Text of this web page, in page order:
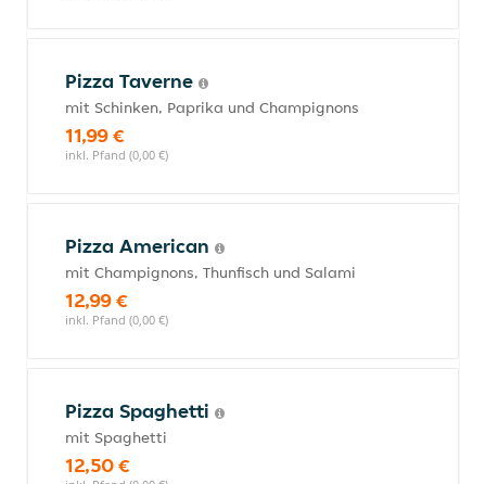
Pizza Taverne
mit Schinken, Paprika und Champignons
11,99 €
inkl. Pfand (0,00 €)
Pizza American
mit Champignons, Thunfisch und Salami
12,99 €
inkl. Pfand (0,00 €)
Pizza Spaghetti
mit Spaghetti
12,50 €